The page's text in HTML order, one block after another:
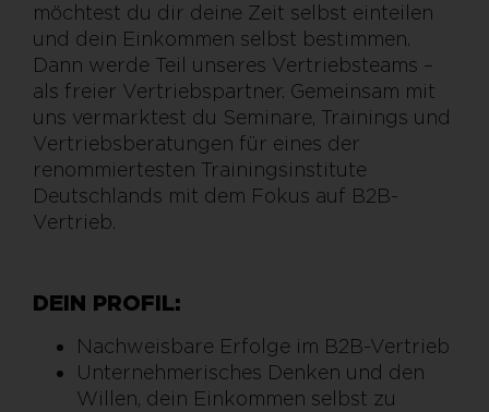
möchtest du dir deine Zeit selbst einteilen
und dein Einkommen selbst bestimmen.
Dann werde Teil unseres Vertriebsteams –
als freier Vertriebspartner. Gemeinsam mit
uns vermarktest du Seminare, Trainings und
Vertriebsberatungen für eines der
renommiertesten Trainingsinstitute
Deutschlands mit dem Fokus auf B2B-
Vertrieb.
DEIN PROFIL:
Nachweisbare Erfolge im B2B-Vertrieb
Unternehmerisches Denken und den
Willen, dein Einkommen selbst zu